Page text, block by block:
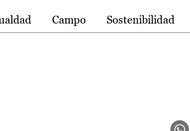
Campo Sostenibilidad